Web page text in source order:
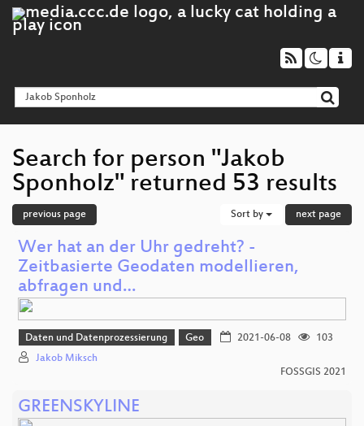
Search for person "Jakob
Sponholz" returned 53 results
previous page Sort by next page
Wer hat an der Uhr gedreht? -
Zeitbasierte Geodaten modellieren,
abfragen und…
Daten und Datenprozessierung Geo 2021-06-08
103
Jakob Miksch
FOSSGIS 2021
GREENSKYLINE